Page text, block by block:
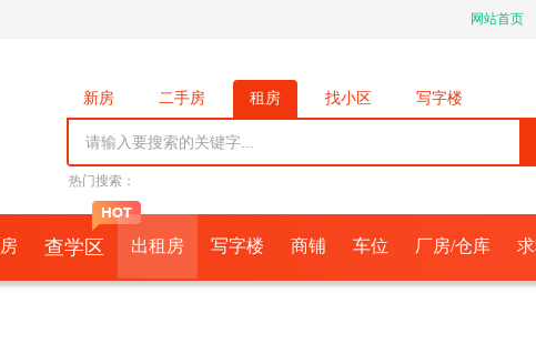
网站首页
新房 二手房 租房 找小区 写字楼
商铺 车位 厂房/仓库
中介公司
热门搜索：
查学区 出租房 写字楼 商铺 车位 厂房/仓库